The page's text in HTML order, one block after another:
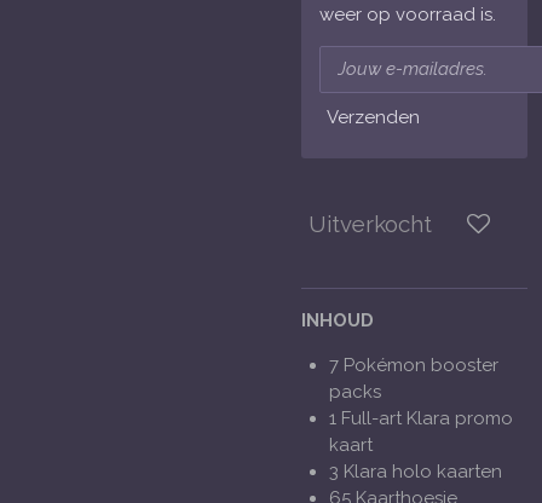
weer op voorraad is.
Verzenden
Uitverkocht
INHOUD
7 Pokémon booster
packs
1 Full-art Klara promo
kaart
3 Klara holo kaarten
65 Kaarthoesje